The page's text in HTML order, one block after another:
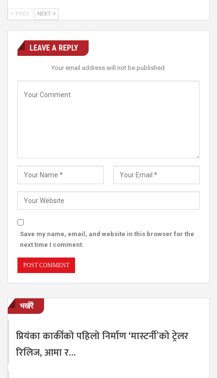
PREV NEXT
LEAVE A REPLY
Your email address will not be published.
Save my name, email, and website in this browser for the
next time I comment.
भर्खरै
प्रियंका कार्कीको पहिलो निर्माण ‘मास्टर्नी’को ट्रेलर
रिलिज, आमा र…